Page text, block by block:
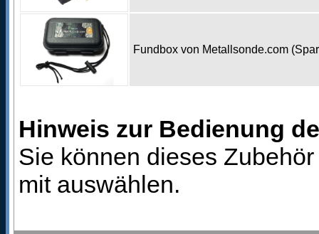
Fundbox von Metallsonde.com
Hinweis zur Bedienung
Sie können dieses
mit auswählen.